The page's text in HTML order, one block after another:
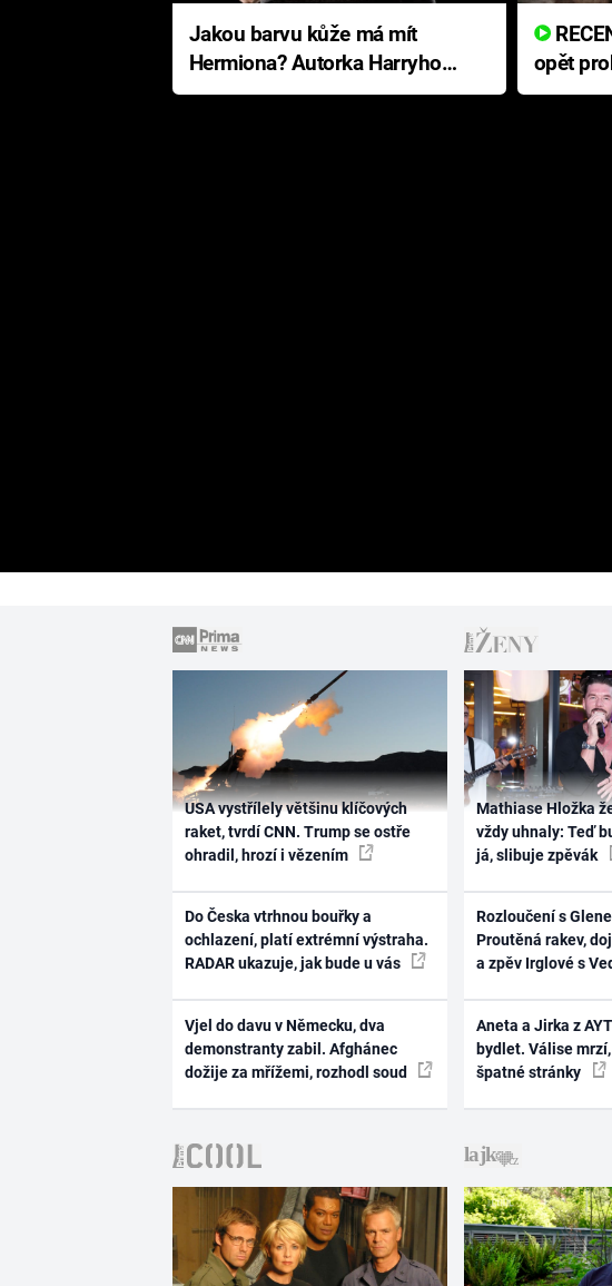
Jakou barvu kůže má mít
Hermiona? Autorka Harryho
Pottera přišla s ráznou
RECENZE: Smrtelné zlo se
opět
přichází
USA vystřílely většinu klíčových
raket, tvrdí CNN. Trump se ostře
ohradil, hrozí i vězením
Do Česka vtrhnou bouřky a
ochlazení, platí extrémní výstraha.
RADAR ukazuje, jak bude u vás
Vjel do davu v Německu, dva
demonstranty zabil. Afghánec
dožije za mřížemi, rozhodl soud
Mathiase Hložka
vždy uhnaly: Teď
já, slibuje zpěvák
Rozloučení s
Proutěná rakev,
a zpěv Irglové s
Aneta a Jirka z
bydlet. Válise
špatné stránky